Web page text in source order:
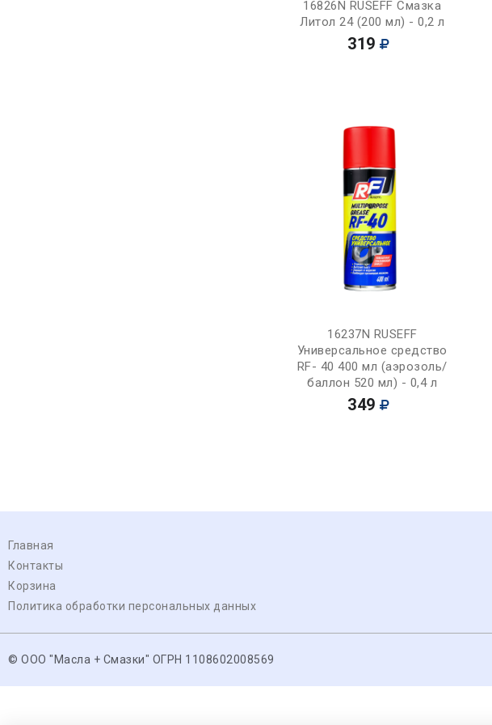
16826N RUSEFF Смазка
Литол 24 (200 мл) - 0,2 л
319
Купить
16237N RUSEFF
Универсальное средство
RF- 40 400 мл (аэрозоль/
баллон 520 мл) - 0,4 л
349
Главная
Контакты
Корзина
Политика обработки персональных данных
© ООО "Масла + Смазки" ОГРН 1108602008569